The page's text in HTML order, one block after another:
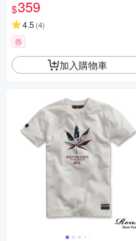
$359
4.5 (4)
券
加入購物車